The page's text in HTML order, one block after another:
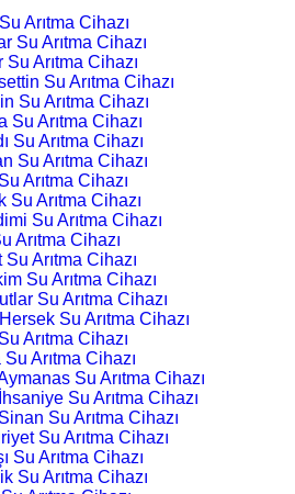
Arıtma Cihazı
Su Arıtma Cihazı
Arıtma Cihazı
Su Arıtma Cihazı
Su Arıtma Cihazı
Su Arıtma Cihazı
Su Arıtma Cihazı
Su Arıtma Cihazı
Arıtma Cihazı
Su Arıtma Cihazı
Su Arıtma Cihazı
Arıtma Cihazı
Su Arıtma Cihazı
Su Arıtma Cihazı
Su Arıtma Cihazı
Su Arıtma Cihazı
Arıtma Cihazı
Arıtma Cihazı
Su Arıtma Cihazı
Su Arıtma Cihazı
Su Arıtma Cihazı
Su Arıtma Cihazı
Su Arıtma Cihazı
Su Arıtma Cihazı